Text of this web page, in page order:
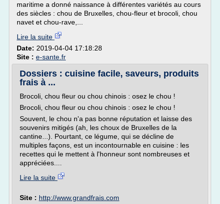
maritime a donné naissance à différentes variétés au cours
des siècles : chou de Bruxelles, chou-fleur et brocoli, chou
navet et chou-rave,...
Lire la suite
Date: 2019-04-04 17:18:28
Site : e-sante.fr
Dossiers : cuisine facile, saveurs, produits
frais à ...
Brocoli, chou fleur ou chou chinois : osez le chou !
Brocoli, chou fleur ou chou chinois : osez le chou !
Souvent, le chou n'a pas bonne réputation et laisse des
souvenirs mitigés (ah, les choux de Bruxelles de la
cantine...). Pourtant, ce légume, qui se décline de
multiples façons, est un incontournable en cuisine : les
recettes qui le mettent à l'honneur sont nombreuses et
appréciées....
Lire la suite
Site : http://www.grandfrais.com